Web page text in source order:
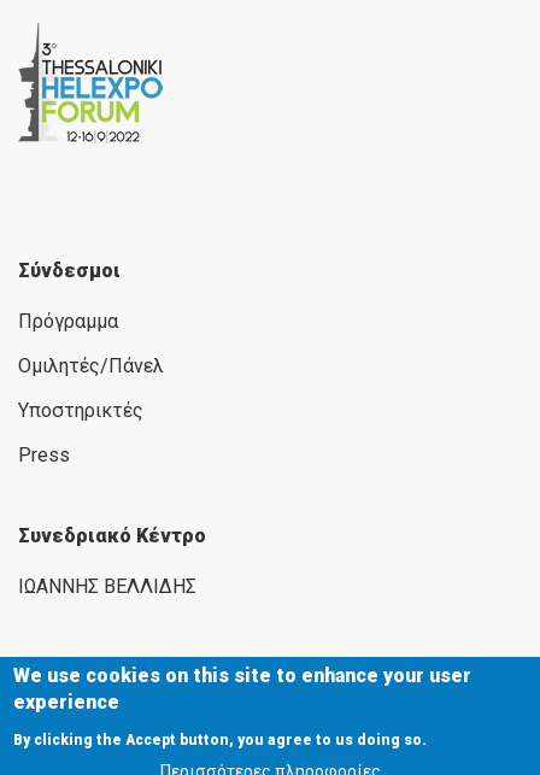
Σύνδεσμοι
Πρόγραμμα
Ομιλητές/Πάνελ
Υποστηρικτές
Press
Συνεδριακό Κέντρο
ΙΩΑΝΝΗΣ ΒΕΛΛΙΔΗΣ
We use cookies on this site to enhance your user
experience
By clicking the Accept button, you agree to us doing so.